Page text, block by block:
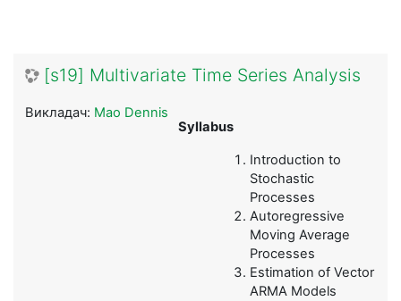
[s19] Multivariate Time Series Analysis
Syllabus
Introduction to
Stochastic
Processes
Autoregressive
Moving Average
Processes
Estimation of Vector
ARMA Models
Викладач: Mao Dennis